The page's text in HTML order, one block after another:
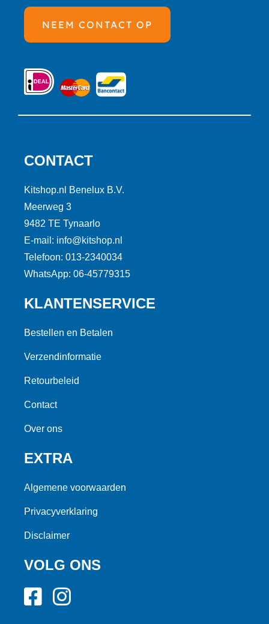
NEEM CONTACT OP
CONTACT
Kitshop.nl Benelux B.V.
Meerweg 3
9482 TE Tynaarlo
E-mail: info@kitshop.nl
Telefoon: 013-2340034
WhatsApp: 06-45779315
KLANTENSERVICE
Bestellen en Betalen
Verzendinformatie
Retourbeleid
Contact
Over ons
EXTRA
Algemene voorwaarden
Privacyverklaring
Disclaimer
VOLG ONS